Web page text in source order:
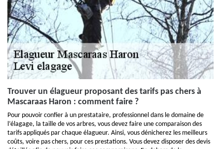
Trouver un élagueur proposant des tarifs pas chers à
Mascaraas Haron : comment faire ?
Pour pouvoir confier à un prestataire, professionnel dans le domaine de
l’élagage, la taille de vos arbres, vous devez faire une comparaison des
tarifs appliqués par chaque élagueur. Ainsi, vous dénicherez les meilleurs
coûts, voire pas chers, pour ces prestations. Vous devez disposer des devis